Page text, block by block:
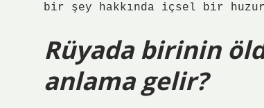
bir şey hakkında içsel bir
Rüyada birinin
anlama gelir?